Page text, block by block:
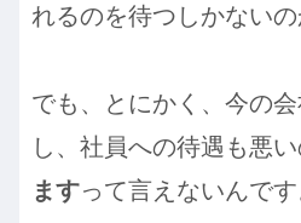
れるのを待つしかないの
でも、とにかく、今の
し、社員への待遇も悪
ますって言えないんです